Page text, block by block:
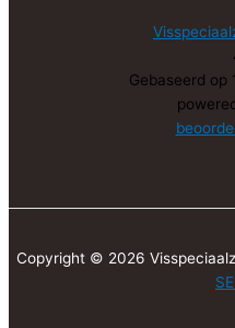
Gebaseerd op
Copyright © 2026